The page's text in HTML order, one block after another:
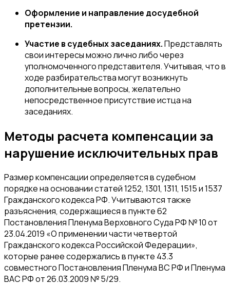
Оформление и направление досудебной
претензии.
Участие в судебных заседаниях.Представлять
свои интересы можно лично либо через
уполномоченного представителя. Учитывая, что в
ходе разбирательства могут возникнуть
дополнительные вопросы, желательно
непосредственное присутствие истца на
заседаниях.
Методы расчета компенсации за
нарушение исключительных прав
Размер компенсации определяется в судебном
порядке на основании статей 1252, 1301, 1311, 1515 и 1537
Гражданского кодекса РФ. Учитываются также
разъяснения, содержащиеся в пункте 62
Постановления Пленума Верховного Суда РФ № 10 от
23.04.2019 «О применении части четвертой
Гражданского кодекса Российской Федерации»,
которые ранее содержались в пункте 43.3
совместного Постановления Пленума ВС РФ и Пленума
ВАС РФ от 26.03.2009 № 5/29.